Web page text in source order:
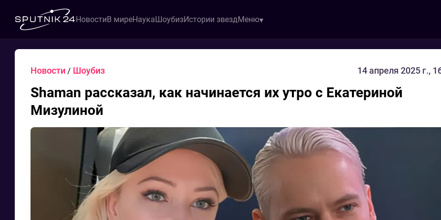
НовостиВ миреНаукаШоубизИстории звездМеню
Новости / Шоубиз 14 апреля 2025 г.,
Shaman рассказал, как начинается их утро с Екатериной
Мизулиной